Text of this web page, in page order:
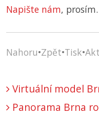
Napište nám,
Nahoru•Zpět•Tisk•
Virtuální model
Panorama Brna